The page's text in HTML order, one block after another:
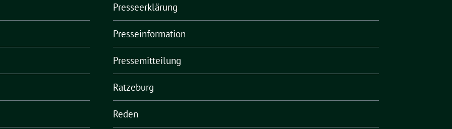
Presseerklärung
Presseinformation
Pressemitteilung
Ratzeburg
Reden